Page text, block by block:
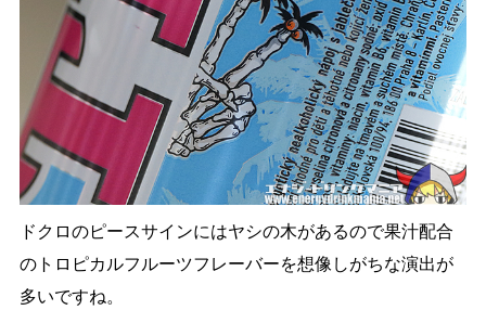
ドクロのピースサインにはヤシの木があるので果汁配合
のトロピカルフルーツフレーバーを想像しがちな演出が
多いですね。